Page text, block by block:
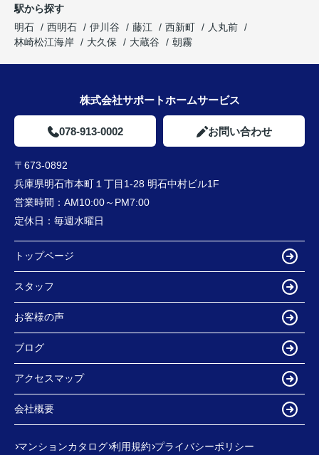
駅から探す
明石
西明石 伊川谷 藤江 西新町
人丸前
林崎松江海岸
大久保 大蔵谷 朝霧
株式会社サポートホームサービス
078-913-0002 お問い合わせ
〒673-0892
兵庫県明石市本町１丁目1-28 明石中村ビル1F
営業時間： AM10:00～PM7:00
定休日： 毎週水曜日
トップページ
スタッフ
お客様の声
ブログ
アクセスマップ
会社概要
マンションカタログ 利用規約 プライバシーポリシー